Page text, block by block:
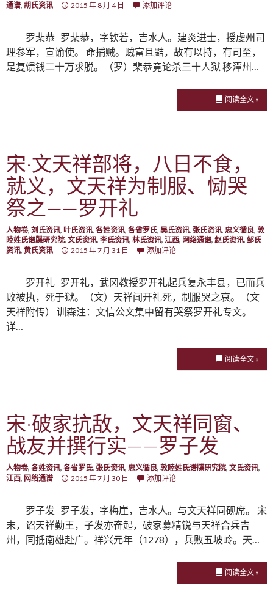
通谱, 胡氏资讯 2015 年 8 月 4 日 添加评论
罗棐恭 罗棐恭，字钦若，吉水人。建炎进士，授虔州司
理参军，宣谕使。 命捕贼。贼富且黠，故有以持，有司至，
是复馈钱二十万求脱。（罗）棐恭竟论杀三十人狱 移潭州…
阅读全文 »
宋·文天祥部将，八日不食，
就义，文天祥为制服、恸哭
祭之——罗开礼
人物卷, 刘氏资讯, 叶氏资讯, 各姓资讯, 各省罗氏, 吴氏资讯, 张氏资讯, 忠义循良, 敦
睦姓氏谱牒研究院, 文氏资讯, 李氏资讯, 林氏资讯, 江西, 网络通谱, 赵氏资讯, 邹氏
资讯, 黄氏资讯 2015 年 7 月 31 日 添加评论
罗开礼 罗开礼，武冈教授罗开礼起兵复永丰县，已而兵
败被执，死于狱。（文）天祥闻开礼死，制服哭之哀。（文
天祥附传） 训森注：文信公文集中留有哭祭罗开礼专文。
详…
阅读全文 »
宋·破家抗敌，文天祥同窗、
战友并撰行实——罗子发
人物卷, 各姓资讯, 各省罗氏, 张氏资讯, 忠义循良, 敦睦姓氏谱牒研究院, 文氏资讯,
江西, 网络通谱 2015 年 7 月 30 日 添加评论
罗子发 罗子发，字梅崖，吉水人。与文天祥同砚席。 宋
末，诏天祥勤王，子发亦奋起，破家募精锐与天祥合兵吉
州，同抵南雄赴广。祥兴元年（1278），兵败五坡岭。天…
阅读全文 »